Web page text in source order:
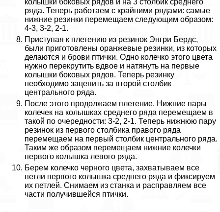
ряда. Теперь работаем с крайними рядами: самые
нижние резинки перемещаем следующим образом:
4-3, 3-2, 2-1.
Приступая к плетению из резинок Энгри Бердс,
были приготовлены оранжевые резинки, из которых
делаются и брови птички. Одно колечко этого цвета
нужно перекрутить вдвое и натянуть на первые
колышки боковых рядов. Теперь резинку
необходимо зацепить за второй столбик
центрального ряда.
После этого продолжаем плетение. Нижние пары
колечек на колышках среднего ряда перемещаем в
такой по очередности: 3-2, 2-1. Теперь нижнюю пару
резинок из первого столбика правого ряда
перемещаем на первый столбик центрального ряда.
Таким же образом перемещаем нижние колечки
первого колышка левого ряда.
Берем колечко черного цвета, захватываем все
петли первого колышка среднего ряда и фиксируем
их петлей. Снимаем из станка и расправляем все
части получившейся птички.